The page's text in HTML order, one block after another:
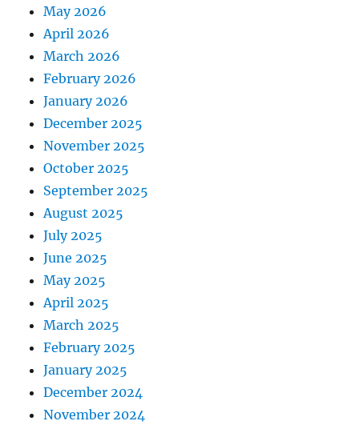
May 2026
April 2026
March 2026
February 2026
January 2026
December 2025
November 2025
October 2025
September 2025
August 2025
July 2025
June 2025
May 2025
April 2025
March 2025
February 2025
January 2025
December 2024
November 2024